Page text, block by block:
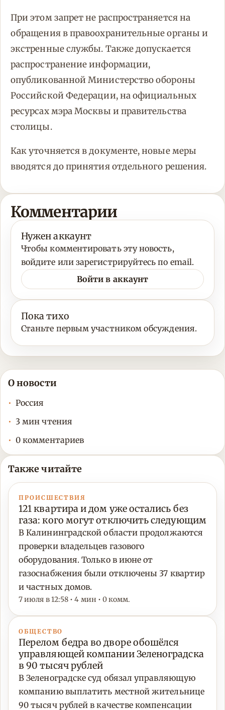
При этом запрет не распространяется на
обращения в правоохранительные органы и
экстренные службы. Также допускается
распространение информации,
опубликованной Министерство обороны
Российской Федерации, на официальных
ресурсах мэра Москвы и правительства
столицы.
Как уточняется в документе, новые меры
вводятся до принятия отдельного решения.
Комментарии
Нужен аккаунт
Чтобы комментировать эту новость,
войдите или зарегистрируйтесь по email.
Войти в аккаунт
Пока тихо
Станьте первым участником обсуждения.
О новости
Россия
3 мин чтения
0 комментариев
Также читайте
ПРОИСШЕСТВИЯ
121 квартира и дом уже остались без
газа: кого могут отключить следующим
В Калининградской области продолжаются
проверки владельцев газового
оборудования. Только в июне от
газоснабжения были отключены 37 квартир
и частных домов.
7 июля в 12:58 • 4 мин • 0 комм.
ОБЩЕСТВО
Перелом бедра во дворе обошёлся
управляющей компании Зеленоградска
в 90 тысяч рублей
В Зеленоградске суд обязал управляющую
компанию выплатить местной жительнице
90 тысяч рублей в качестве компенсации